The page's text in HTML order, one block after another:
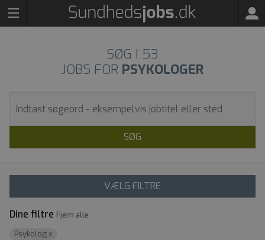
SØG I 53
JOBS FOR PSYKOLOGER
SØG
VÆLG FILTRE
Dine filtre Fjern alle
Psykologx